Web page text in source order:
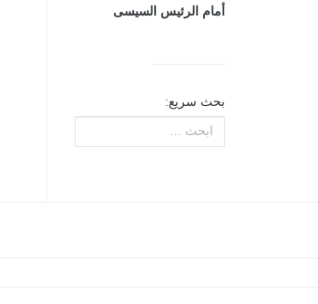
أمام الرئيس السيسى
بحث سريع: